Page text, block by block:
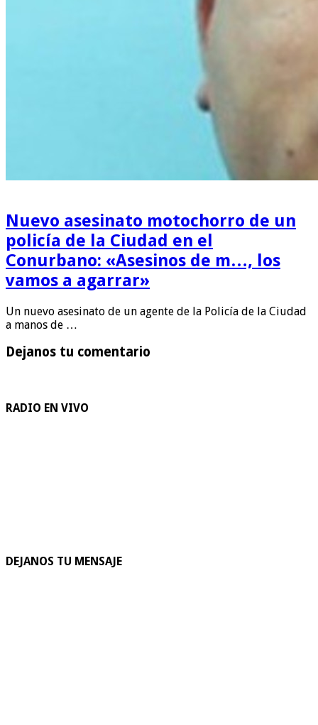
Nuevo asesinato motochorro de un
policía de la Ciudad en el
Conurbano: «Asesinos de m…, los
vamos a agarrar»
Un nuevo asesinato de un agente de la Policía de la Ciudad
a manos de …
Dejanos tu comentario
RADIO EN VIVO
DEJANOS TU MENSAJE